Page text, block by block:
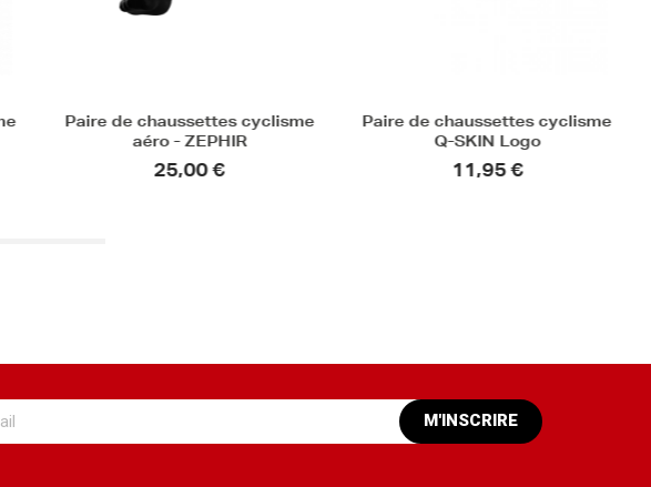
Paire de chaussettes cyclisme
Q-SKIN Logo
11,95 €
Paire de chaussettes cyclisme
aéro - SILVA
25,00 €
M'INSCRIRE